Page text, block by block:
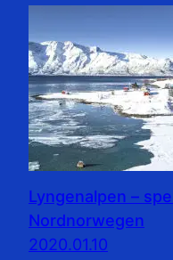
Lyngenalpen –
Nordnorwegen
2020.01.10